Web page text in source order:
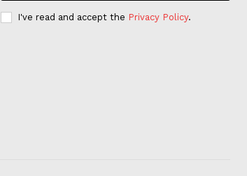
I've read and accept the Privacy Policy.